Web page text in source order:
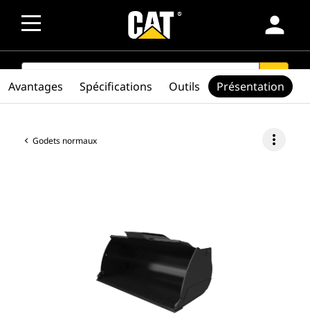
person
SEARCH search
Godets normaux more_vert
Avantages Spécifications Outils Présentation